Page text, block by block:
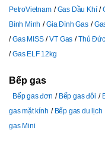
PetroVietnam
Gas Dầu Khí
Bình Minh
Gia Đình Gas
Gas MISS
VT Gas
Thủ
Gas ELF 12kg
Bếp gas
Bếp gas đơn Bếp gas đôi
gas mặt kính
Bếp gas du lịch
gas Mini